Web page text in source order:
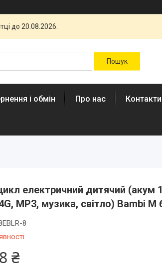
до 20.08.2026.
і обмін Про нас Контакти
електричний дитячий (акум
MP3, музика, світло) Bambi
8
₴